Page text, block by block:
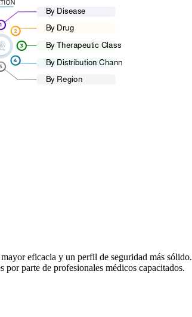
eficacia y un perfil de seguridad más sólido.
por parte de profesionales médicos capacitados.